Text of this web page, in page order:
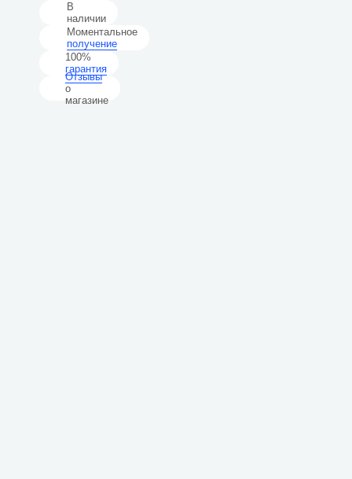
В
наличии
Моментальное
получение
100%
гарантия
Отзывы
о
магазине